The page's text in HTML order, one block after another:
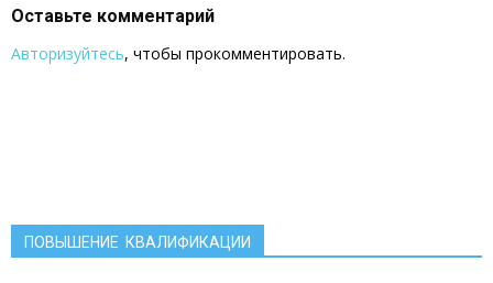
Оставьте комментарий
Авторизуйтесь, чтобы прокомментировать.
ПОВЫШЕНИЕ КВАЛИФИКАЦИИ